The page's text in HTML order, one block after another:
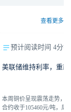
查看更多
预计阅读时间 4分钟
美联储维持利率，重新
本周铜价呈现震荡走势，
合约收于105460元/吨，周